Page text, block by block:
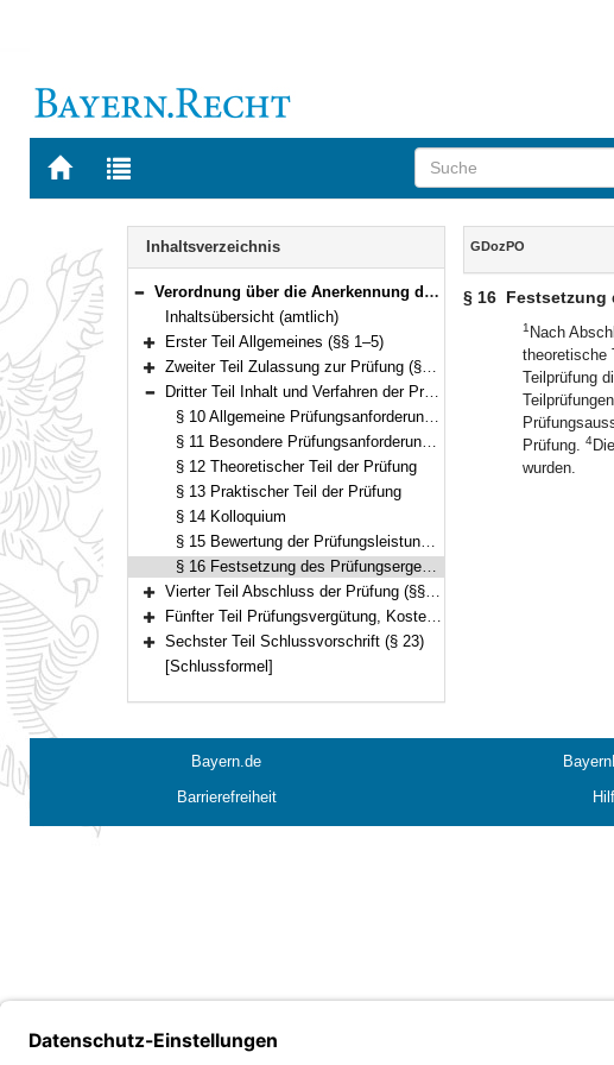
Zur
BAYERN.RECHT
Zur
letzten
Navigation
Inhaltsverzeichnis
Bereich reduzieren
Verordnung über die Anerkennung der Prüfung für Gebärdensprachdozentinnen und Gebärdensprachdozenten (Gebärdensprachdozenten-Prüfungsordnung – GDozPO) Vom 17. Oktober 2006 (GVBl. S. 796) BayRS 805-9-5-A (§§ 1–23)
Inhaltsübersicht (amtlich)
Bereich erweitern
Erster Teil Allgemeines (§§ 1–5)
Bereich erweitern
Zweiter Teil Zulassung zur Prüfung (§§ 6–9)
Bereich reduzieren
Dritter Teil Inhalt und Verfahren der Prüfung (§§ 10–16)
§ 10 Allgemeine Prüfungsanforderungen, Zweck der Prüfung
§ 11 Besondere Prüfungsanforderungen
§ 12 Theoretischer Teil der Prüfung
§ 13 Praktischer Teil der Prüfung
§ 14 Kolloquium
§ 15 Bewertung der Prüfungsleistungen
§ 16 Festsetzung des Prüfungsergebnisses, Bestehen der Prüfung
Bereich erweitern
Vierter Teil Abschluss der Prüfung (§§ 17–21)
Bereich erweitern
Fünfter Teil Prüfungsvergütung, Kostenerstattung (§ 22)
Bereich erweitern
Sechster Teil Schlussvorschrift (§ 23)
[Schlussformel]
Inhalt
GDozPO
§ 16 Festsetzung
1 Nach
theoretische
Teilprüfung
Prüfung. 4
wurden.
Bayern.de
Barrierefreiheit